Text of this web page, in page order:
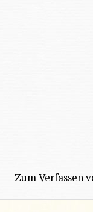
Zum Verfassen